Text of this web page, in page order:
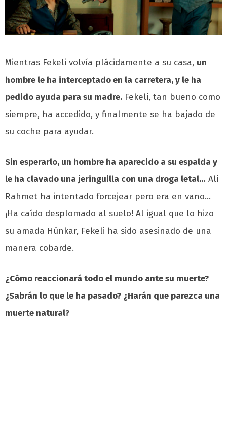
Mientras Fekeli volvía plácidamente a su casa, un
hombre le ha interceptado en la carretera, y le ha
pedido ayuda para su madre. Fekeli, tan bueno como
siempre, ha accedido, y finalmente se ha bajado de
su coche para ayudar.
Sin esperarlo, un hombre ha aparecido a su espalda y
le ha clavado una jeringuilla con una droga letal… Ali
Rahmet ha intentado forcejear pero era en vano…
¡Ha caído desplomado al suelo! Al igual que lo hizo
su amada Hünkar, Fekeli ha sido asesinado de una
manera cobarde.
¿Cómo reaccionará todo el mundo ante su muerte?
¿Sabrán lo que le ha pasado? ¿Harán que parezca una
muerte natural?